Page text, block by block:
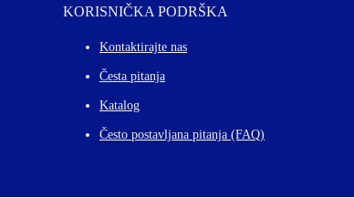
KORISNIČKA PODRŠKA
Kontaktirajte nas
Česta pitanja
Katalog
Često postavljana pitanja (FAQ)